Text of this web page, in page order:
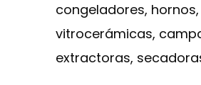
congeladores, hornos,
vitrocerámicas,
extractoras,